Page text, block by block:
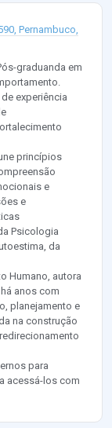
Pernambuco,
graduanda em
experiência
princípios
e
e
Psicologia
da
Humano, autora
anos com
planejamento e
na construção
para
acessá-los com